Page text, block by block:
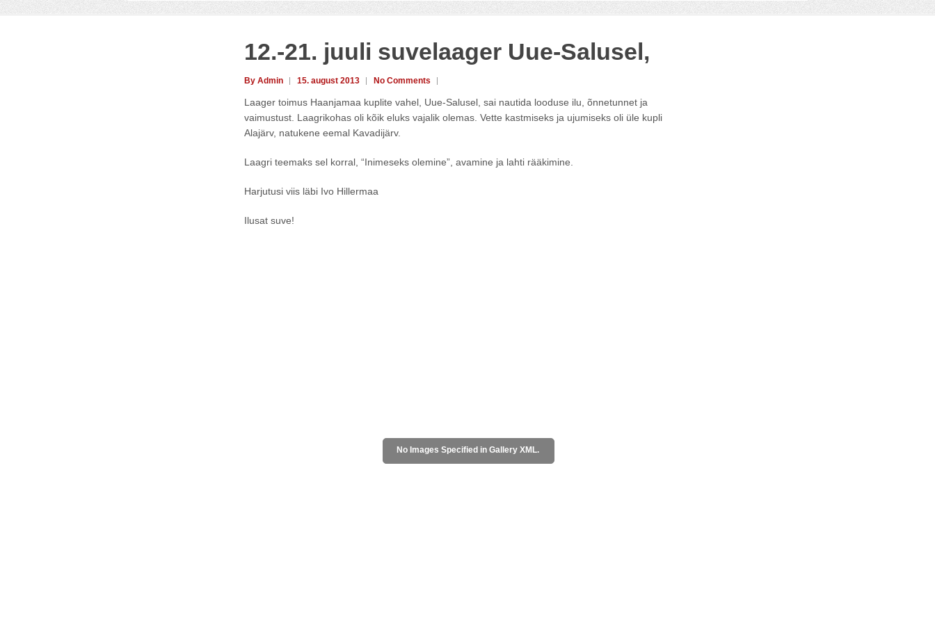
12.-21. juuli suvelaager Uue-Salusel,
By Admin 15. august 2013 No Comments
Laager toimus Haanjamaa kuplite vahel, Uue-Salusel, sai nautida looduse ilu, õnnetunnet ja
vaimustust. Laagrikohas oli kõik eluks vajalik olemas. Vette kastmiseks ja ujumiseks oli üle kupli
Alajärv, natukene eemal Kavadijärv.
Laagri teemaks sel korral, “Inimeseks olemine”, avamine ja lahti rääkimine.
Harjutusi viis läbi Ivo Hillermaa
Ilusat suve!
No Images Specified in Gallery XML.